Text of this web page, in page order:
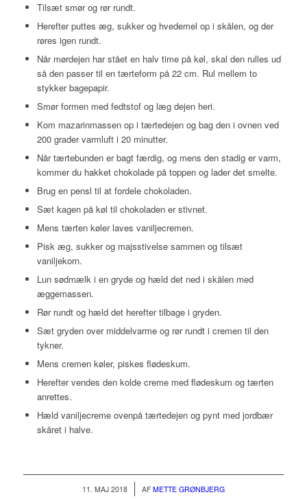
Tilsæt smør og rør rundt.
Herefter puttes æg, sukker og hvedemel op i skålen, og der
røres igen rundt.
Når mørdejen har stået en halv time på køl, skal den rulles ud
så den passer til en tærteform på 22 cm. Rul mellem to
stykker bagepapir.
Smør formen med fedtstof og læg dejen heri.
Kom mazarinmassen op i tærtedejen og bag den i ovnen ved
200 grader varmluft i 20 minutter.
Når tærtebunden er bagt færdig, og mens den stadig er varm,
kommer du hakket chokolade på toppen og lader det smelte.
Brug en pensl til at fordele chokoladen.
Sæt kagen på køl til chokoladen er stivnet.
Mens tærten køler laves vaniljecremen.
Pisk æg, sukker og majsstivelse sammen og tilsæt
vaniljekorn.
Lun sødmælk i en gryde og hæld det ned i skålen med
æggemassen.
Rør rundt og hæld det herefter tilbage i gryden.
Sæt gryden over middelvarme og rør rundt i cremen til den
tykner.
Mens cremen køler, piskes flødeskum.
Herefter vendes den kolde creme med flødeskum og tærten
anrettes.
Hæld vaniljecreme ovenpå tærtedejen og pynt med jordbær
skåret i halve.
11. MAJ 2018
/ AF METTE GRØNBJERG